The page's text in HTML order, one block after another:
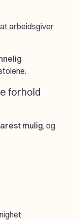
arbeidsgiver
forhold
mulig, og